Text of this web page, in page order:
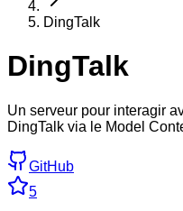
DingTalk
DingTalk
Un serveur pour interagir
DingTalk via le Model
GitHub
5